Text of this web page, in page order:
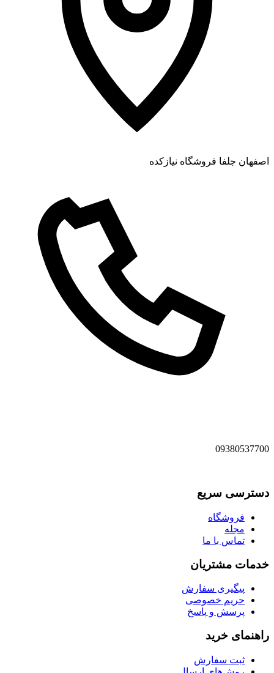
اصفهان جلفا فروشگاه نیازکده
09380537700
دسترسی سریع
فروشگاه
مجله
تماس با ما
خدمات مشتریان
پیگیری سفارش
حریم خصوصی
پرسش و پاسخ
راهنمای خرید
ثبت سفارش